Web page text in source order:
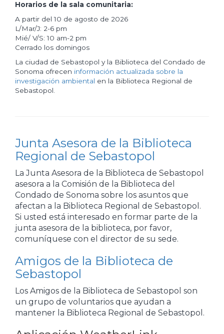
Horarios de la sala comunitaria:
A partir del 10 de agosto de 2026
L/Mar/J: 2-6 pm
Mié/ V/S: 10 am-2 pm
Cerrado los domingos
La ciudad de Sebastopol y la Biblioteca del Condado de
Sonoma ofrecen información actualizada sobre la
investigación ambiental en la Biblioteca Regional de
Sebastopol.
Junta Asesora de la Biblioteca
Regional de Sebastopol
La Junta Asesora de la Biblioteca de Sebastopol
asesora a la Comisión de la Biblioteca del
Condado de Sonoma sobre los asuntos que
afectan a la Biblioteca Regional de Sebastopol.
Si usted está interesado en formar parte de la
junta asesora de la biblioteca, por favor,
comuníquese con el director de su sede.
Amigos de la Biblioteca de
Sebastopol
Los Amigos de la Biblioteca de Sebastopol son
un grupo de voluntarios que ayudan a
mantener la Biblioteca Regional de Sebastopol.